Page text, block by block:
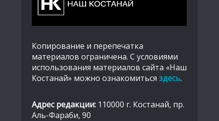
Копирование и перепечатка
материалов ограничена. С условиями
использования материалов сайта «Наш
Костанай» можно ознакомиться здесь.
Адрес редакции: 110000 г. Костанай, пр.
Аль-Фараби, 90